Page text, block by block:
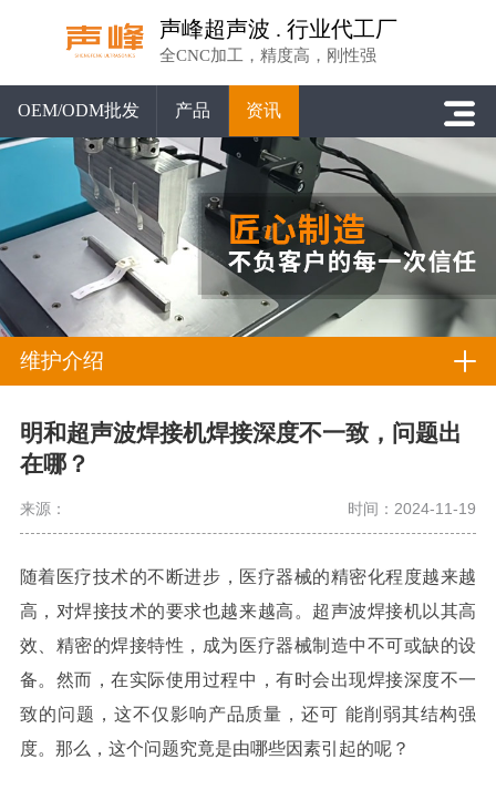
声峰超声波 . 行业代工厂
全CNC加工，精度高，刚性强
OEM/ODM批发 产品 资讯
维护介绍
明和超声波焊接机焊接深度不一致，问题出
在哪？
来源： 时间：2024-11-19
随着医疗技术的不断进步，医疗器械的精密化程度越来越
高，对焊接技术的要求也越来越高。超声波焊接机以其高
效、精密的焊接特性，成为医疗器械制造中不可或缺的设
备。 然而，在实际使用过程中，有时会出现焊接深度不一
致的问题，这不仅影响产品质量，还可 能削弱其结构强
度。那么，这个问题究竟是由哪些因素引起的呢？